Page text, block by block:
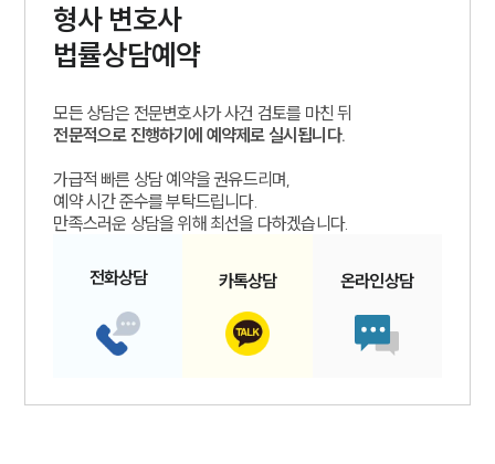
형사변호사
법률상담예약
모든 상담은 전문변호사가 사건 검토를 마친 뒤
전문적으로 진행하기에 예약제로 실시됩니다.
가급적 빠른 상담 예약을 권유드리며,
예약 시간 준수를 부탁드립니다.
만족스러운 상담을 위해 최선을 다하겠습니다.
전화상담 카톡상담 온라인상담